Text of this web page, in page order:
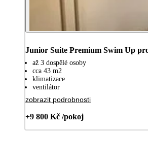
Junior Suite Premium Swim Up
až 3 dospělé osoby
cca 43 m2
klimatizace
ventilátor
zobrazit podrobnosti
+9 800 Kč /pokoj